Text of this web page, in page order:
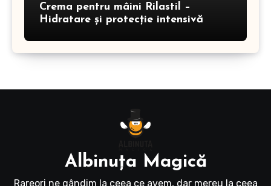
Crema pentru mâini Rilastil –
Hidratare și protecție intensivă
Albinuţa Magică
Rareori ne gândim la ceea ce avem, dar mereu la ceea